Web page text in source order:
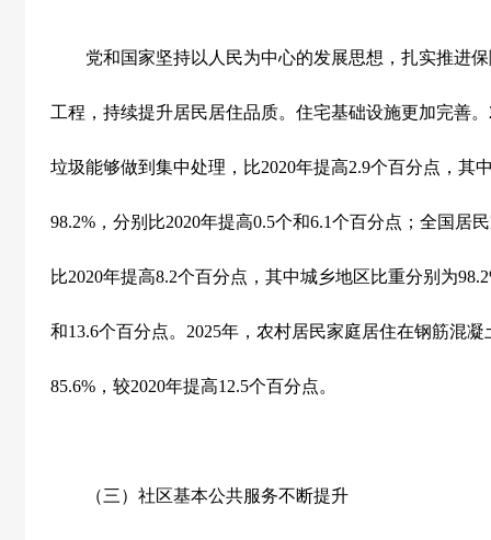
党和国家坚持以人民为中心的发展思想，扎实推进保
工程，持续提升居民居住品质。住宅基础设施更加完善。
垃圾能够做到集中处理，比2020年提高2.9个百分点，其
98.2% ，分别比2020年提高0.5个和6.1个百分点；全国居
比2020年提高8.2个百分点，其中城乡地区比重分别为
和13.6个百分点。 2025年，农村居民家庭居住在钢筋混
85.6% ，较2020年提高12.5个百分点。
（三）社区基本公共服务不断提升